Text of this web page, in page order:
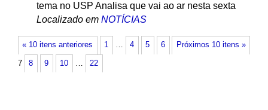
tema no USP Analisa que vai ao ar nesta sexta
Localizado em NOTÍCIAS
« 10 itens anteriores Próximos 10 itens »
1 … 4 5 6
7 8 9 10 … 22